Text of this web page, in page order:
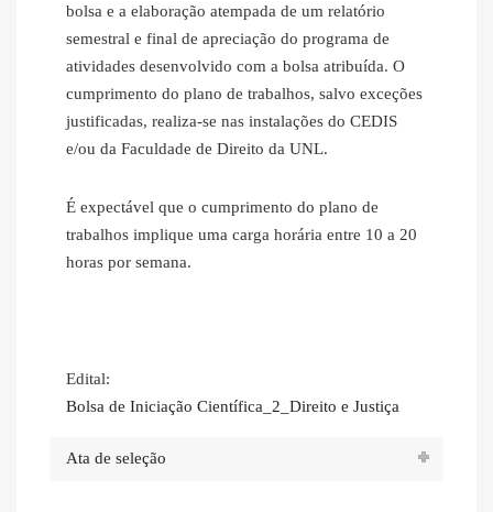
bolsa e a elaboração atempada de um relatório
semestral e final de apreciação do programa de
atividades desenvolvido com a bolsa atribuída. O
cumprimento do plano de trabalhos, salvo exceções
justificadas, realiza-se nas instalações do CEDIS
e/ou da Faculdade de Direito da UNL.
É expectável que o cumprimento do plano de
trabalhos implique uma carga horária entre 10 a 20
horas por semana.
Edital:
Bolsa de Iniciação Científica_2_Direito e Justiça
Ata de seleção